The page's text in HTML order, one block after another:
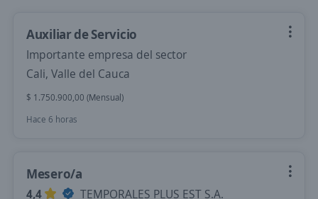
Auxiliar de Servicio
Importante empresa del sector
Cali, Valle del Cauca
$ 1.750.900,00 (Mensual)
Hace 6 horas
Mesero/a
4,4 TEMPORALES PLUS EST S.A.